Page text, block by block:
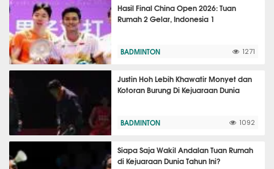
Hasil Final China Open 2026: Tuan
Rumah 2 Gelar, Indonesia 1
BADMINTON 1271
Justin Hoh Lebih Khawatir Monyet dan
Kotoran Burung Di Kejuaraan Dunia
BADMINTON 1092
Siapa Saja Wakil Andalan Tuan Rumah
di Kejuaraan Dunia Tahun Ini?